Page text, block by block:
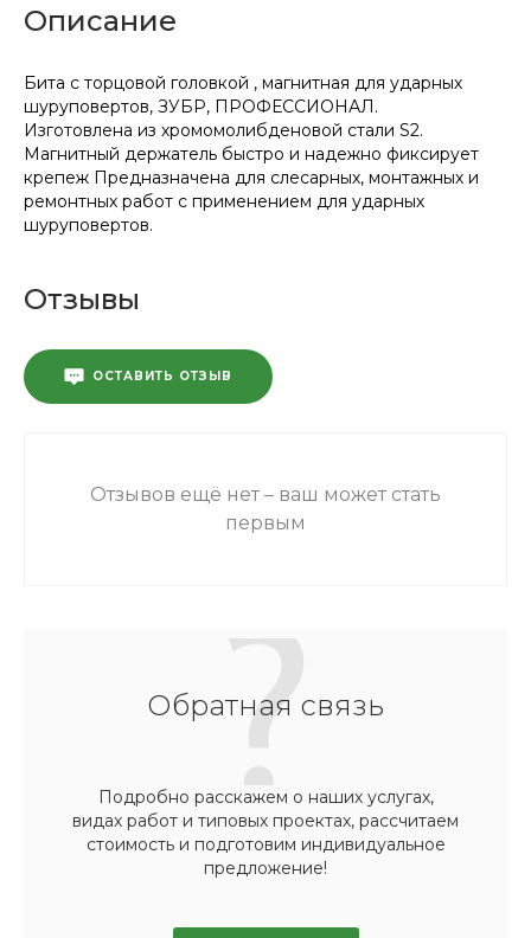
Описание
Бита с торцовой головкой , магнитная для ударных
шуруповертов, ЗУБР, ПРОФЕССИОНАЛ.
Изготовлена из хромомолибденовой стали S2.
Магнитный держатель быстро и надежно фиксирует
крепеж Предназначена для слесарных, монтажных и
ремонтных работ с применением для ударных
шуруповертов.
Отзывы
ОСТАВИТЬ ОТЗЫВ
Отзывов ещё нет – ваш может стать
первым
Обратная связь
Подробно расскажем о наших услугах,
видах работ и типовых проектах, рассчитаем
стоимость и подготовим индивидуальное
предложение!